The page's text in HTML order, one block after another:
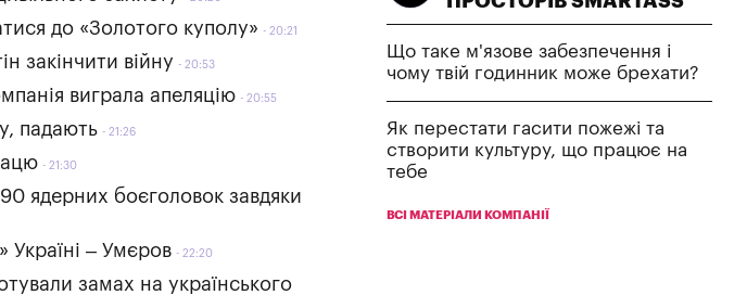
до «Золотого куполу» 20:21
закінчити війну 20:53
виграла апеляцію 20:55
падають 21:26
21:30
ядерних боєголовок завдяки
Україні – Умєров 22:20
замах на українського
Що таке м'язове забезпечення і
чому твій годинник може брехати?
Як перестати гасити пожежі та
створити культуру, що працює на
тебе
ВСІ МАТЕРІАЛИ КОМПАНІЇ